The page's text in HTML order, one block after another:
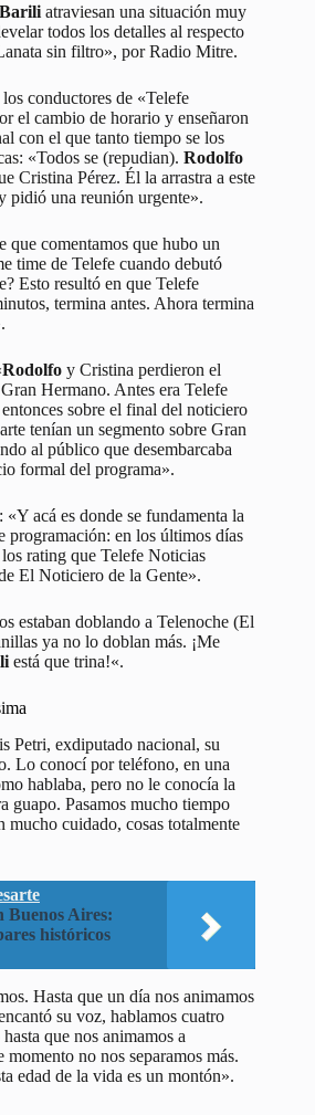
atraviesan una situación muy
todos los detalles al respecto
sin filtro», por Radio Mitre.
conductores de «Telefe
el cambio de horario y enseñaron
con el que tanto tiempo se los
«Todos se (repudian). Rodolfo
Cristina Pérez. Él la arrastra a este
pidió una reunión urgente».
que comentamos que hubo un
time de Telefe cuando debutó
Esto resultó en que Telefe
termina antes. Ahora termina
Rodolfo y Cristina perdieron el
Hermano. Antes era Telefe
sobre el final del noticiero
tenían un segmento sobre Gran
al público que desembarcaba
formal del programa».
acá es donde se fundamenta la
programación: en los últimos días
rating que Telefe Noticias
El Noticiero de la Gente».
estaban doblando a Telenoche (El
ya no lo doblan más. ¡Me
está que trina!«.
Petri, exdiputado nacional, su
Lo conocí por teléfono, en una
hablaba, pero no le conocía la
guapo. Pasamos mucho tiempo
mucho cuidado, cosas totalmente
Buenos Aires:
históricos
Hasta que un día nos animamos
su voz, hablamos cuatro
que nos animamos a
no nos separamos más.
edad de la vida es un montón».